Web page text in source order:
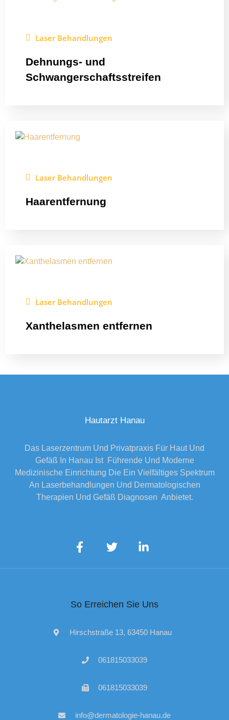
Laser Behandlungen
Dehnungs- und
Schwangerschaftsstreifen
Laser Behandlungen
Haarentfernung
Laser Behandlungen
Xanthelasmen entfernen
Hautarzt Hanau
Das Laserzentrum Und Privatpraxis Für Haut Und
Gefäß In Hanau Ist Führende Und Moderne
Medizinische Einrichtung Die Ein Vielfältiges Spektrum
An Laserbehandlungen Und Dermatologischen
Therapien Und Gefäß Diagnosen Anbietet.
So Erreichen Sie Uns
Hirschstraße 13, 63450 Hanau
061815033039
061815033039
info@dermatologie-hanau.de